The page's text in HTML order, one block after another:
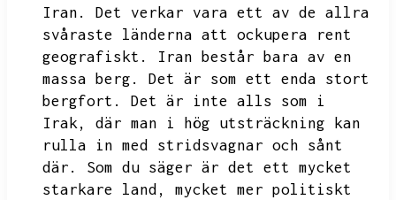
Iran.
Det verkar vara ett av de allra
svåraste länderna att ockupera rent
geografiskt.
Iran består bara av en
massa berg.
Det är som ett enda stort
bergfort.
Det är inte alls som i
Irak,
där man i hög utsträckning kan
rulla in med stridsvagnar och sånt
där.
Som du säger är det ett mycket
starkare land,
mycket mer politiskt